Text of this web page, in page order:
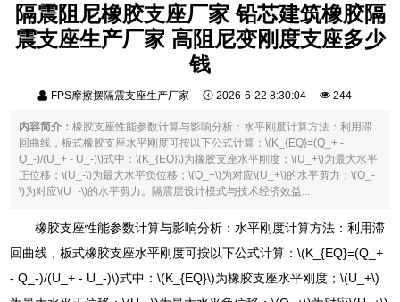
隔震阻尼橡胶支座厂家 铅芯建筑橡胶隔
震支座生产厂家 高阻尼变刚度支座多少
钱
FPS摩擦摆隔震支座生产厂家 2026-6-22 8:30:04 244
内容简介：橡胶支座性能参数计算与影响分析：水平刚度计算方法：利用滞
回曲线，板式橡胶支座水平刚度可按以下公式计算：\(K_{EQ}=(Q_+ -
Q_-)/(U_+ - U_-)\)式中：\(K_{EQ}\)为橡胶支座水平刚度；\(U_+\)为最大水平
正位移；\(U_-\)为最大水平负位移；\(Q_+\)为对应\(U_+\)的水平剪力；\(Q_-
\)为对应\(U_-\)的水平剪力。隔震层设计模式与技术经济效益...
橡胶支座性能参数计算与影响分析：水平刚度计算方法：利用滞
回曲线，板式橡胶支座水平刚度可按以下公式计算：\(K_{EQ}=(Q_+
- Q_-)/(U_+ - U_-)\)式中：\(K_{EQ}\)为橡胶支座水平刚度；\(U_+\)